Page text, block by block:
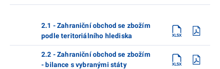
2.1 - Zahraniční obchod se zbožím
podle teritoriálního hlediska
2.2 - Zahraniční obchod se zbožím
- bilance s vybranými státy